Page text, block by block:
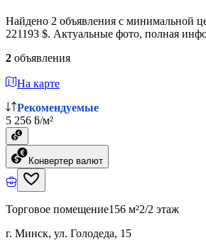
Найдено 2 объявления с минимальной
221193 $. Актуальные фото, полная
2 объявления
На карте
Рекомендуемые
5 256 ƃ/м²
Конвертер валют
Торговое помещение156 м²2/2 этаж
г. Минск, ул. Голодеда, 15